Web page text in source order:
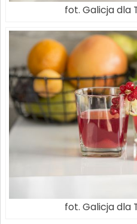
fot. Galicja dla
fot. Galicja dla